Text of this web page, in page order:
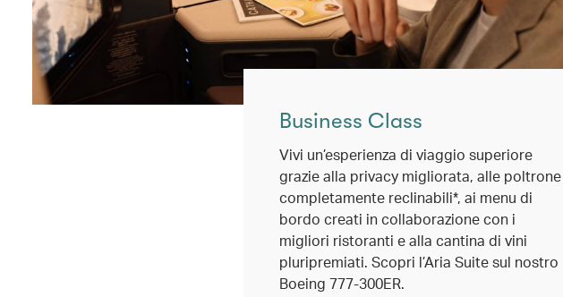
Business Class
Vivi un’esperienza di viaggio superiore
grazie alla privacy migliorata, alle poltrone
completamente reclinabili*, ai menu di
bordo creati in collaborazione con i
migliori ristoranti e alla cantina di vini
pluripremiati. Scopri l’Aria Suite sul nostro
Boeing 777-300ER.